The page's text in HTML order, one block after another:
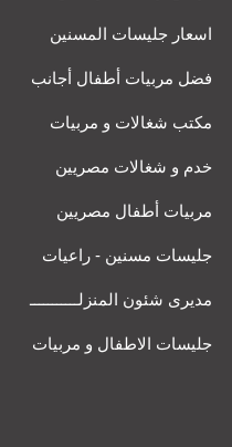
اسعار جليسات المسنين
فضل مربيات أطفال أجانب
مكتب شغالات و مربيات
خدم و شغالات مصريين
مربيات أطفال مصريين
جليسات مسنين - راعيات
مديرى شئون المنزلـــــــــــ
جليسات الاطفال و مربيات